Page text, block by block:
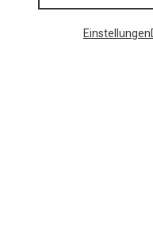
Einstellungen